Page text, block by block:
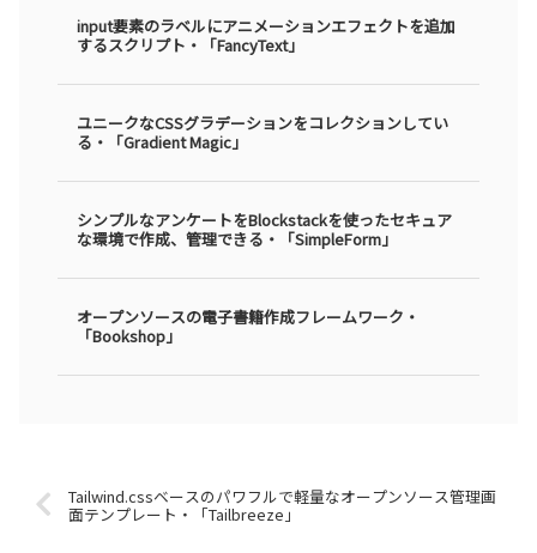
input要素のラベルにアニメーションエフェクトを追加
するスクリプト・「FancyText」
ユニークなCSSグラデーションをコレクションしてい
る・「Gradient Magic」
シンプルなアンケートをBlockstackを使ったセキュア
な環境で作成、管理できる・「SimpleForm」
オープンソースの電子書籍作成フレームワーク・
「Bookshop」
Tailwind.cssベースのパワフルで軽量なオープンソース管理画
面テンプレート・「Tailbreeze」